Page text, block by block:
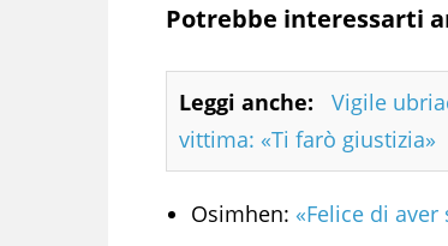
Potrebbe interessarti
Leggi anche:
Vigile
vittima: «Ti farò giustizia»
Osimhen: «Felice di